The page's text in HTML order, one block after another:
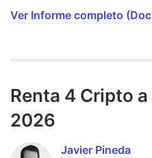
Ver Informe completo
Renta 4 Cripto
2026
Javier Pineda